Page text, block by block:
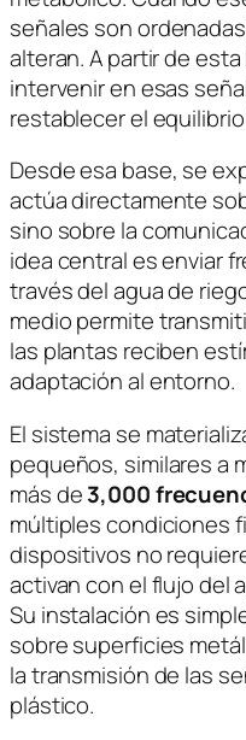
señales son
alteran. A partir de
intervenir en esas
restablecer el
Desde esa base, se
actúa directamente
sino sobre la
idea central es enviar
través del agua de
medio permite
las plantas reciben
adaptación al entorno.
El sistema se
pequeños, similares a
más de3,000
múltiples condiciones
dispositivos no
activan con el flujo del
Su instalación es
sobre superficies
la transmisión de las
plástico.